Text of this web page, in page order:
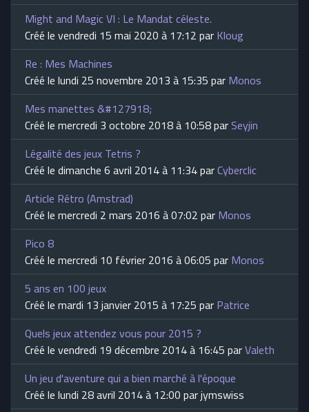
Might and Magic VI : Le Mandat céleste.
Créé le vendredi 15 mai 2020 à 17:12 parKloug
Re : Mes Machines
Créé le lundi 25 novembre 2013 à 15:35 parMonos
Mes manettes &#127918;
Créé le mercredi 3 octobre 2018 à 10:58 parSeyjin
Légalité des jeux Tetris ?
Créé le dimanche 6 avril 2014 à 11:34 parCyberclic
Article Rétro (Amstrad)
Créé le mercredi 2 mars 2016 à 07:02 parMonos
Pico 8
Créé le mercredi 10 février 2016 à 06:05 parMonos
5 ans en 100 jeux
Créé le mardi 13 janvier 2015 à 17:25 parPatrice
Quels jeux attendez vous pour 2015 ?
Créé le vendredi 19 décembre 2014 à 16:45 parValeth
Un jeu d'aventure qui a bien marché à l'époque
Créé le lundi 28 avril 2014 à 12:00 par jymswiss